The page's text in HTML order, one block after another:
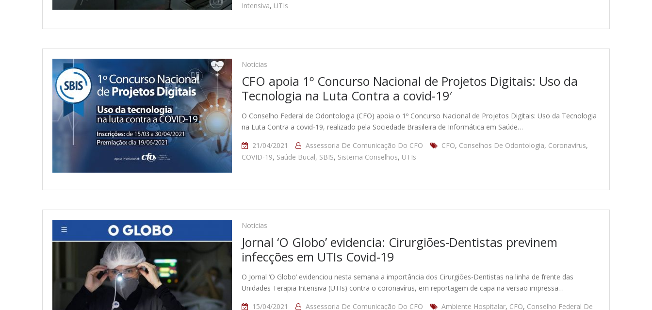
Intensiva, UTIs
Notícias
CFO apoia 1º Concurso Nacional de Projetos Digitais: Uso da
Tecnologia na Luta Contra a covid-19′
O Conselho Federal de Odontologia (CFO) apoia o 1º Concurso Nacional de Projetos Digitais: Uso da Tecnologia
na Luta Contra a covid-19, realizado pela Sociedade Brasileira de Informática em Saúde…
21/04/2021
Assessoria De Comunicação Do CFO CFO, Conselhos De Odontologia, Coronavírus,
COVID-19, Saúde Bucal, SBIS, Sistema Conselhos, UTIs
Notícias
Jornal ‘O Globo’ evidencia: Cirurgiões-Dentistas previnem
infecções em UTIs Covid-19
O Jornal ‘O Globo’ evidenciou nesta semana a importância dos Cirurgiões-Dentistas na linha de frente das
Unidades Terapia Intensiva (UTIs) contra o coronavírus, em reportagem de capa na versão impressa…
15/04/2021
Assessoria De Comunicação Do CFO Ambiente Hospitalar, CFO, Conselho Federal De